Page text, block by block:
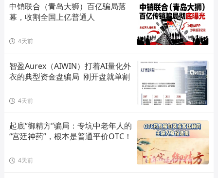
中销联合（青岛大狮）百亿骗局落
幕，收割全国上亿普通人
4天前
智盈Aurex（AIWIN）打着AI量化外
衣的典型资金盘骗局  刚开盘就单割
4天前
起底“御精方”骗局：专坑中老年人的
“宫廷神药”，根本是普通平价OTC！
4天前